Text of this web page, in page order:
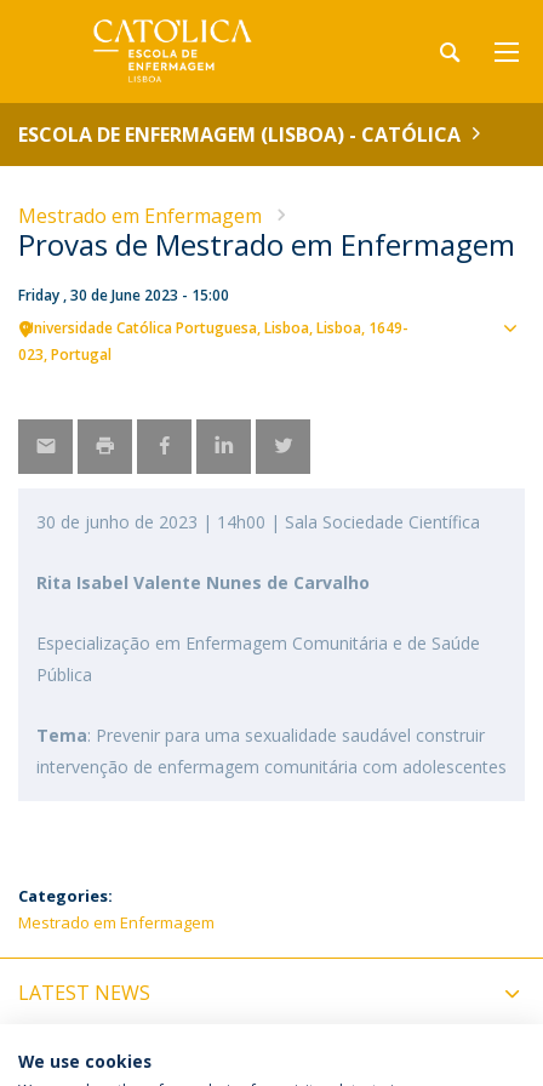
ESCOLA DE ENFERMAGEM (LISBOA) - CATÓLICA
Mestrado em Enfermagem
Provas de Mestrado em Enfermagem
Friday , 30 de June 2023 - 15:00
Universidade Católica Portuguesa Lisboa Lisboa 1649-
023 Portugal
30 de junho de 2023 | 14h00 | Sala Sociedade Científica
Rita Isabel Valente Nunes de Carvalho
Especialização em Enfermagem Comunitária e de Saúde
Pública
Tema: Prevenir para uma sexualidade saudável construir
intervenção de enfermagem comunitária com adolescentes
Categories:
Mestrado em Enfermagem
LATEST NEWS
UPCOMING EVENTS
We use cookies